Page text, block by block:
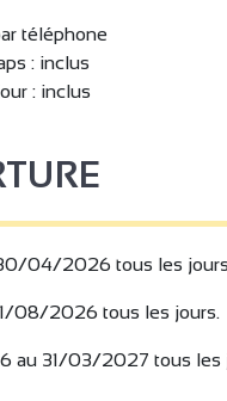
08/2026
: à partir de 85 € (Par nuit)
€
1 € (Par personne
au 31/03/2027
téléphone
: inclus
: inclus
04/2026 tous les
08/2026 tous les jours.
au 31/03/2027 tous les